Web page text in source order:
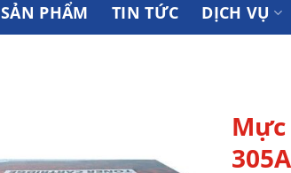
SẢN PHẨM TIN TỨC DỊCH VỤ
Mực